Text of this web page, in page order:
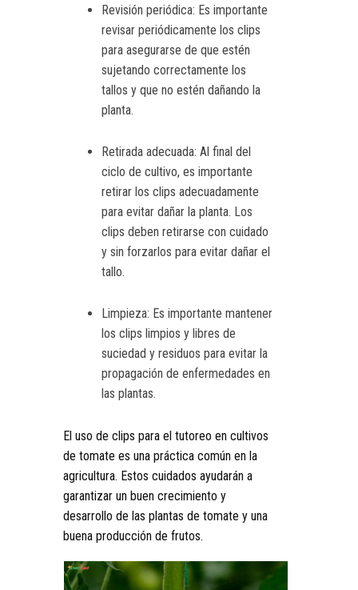
Revisión periódica: Es importante
revisar periódicamente los clips
para asegurarse de que estén
sujetando correctamente los
tallos y que no estén dañando la
planta.
Retirada adecuada: Al final del
ciclo de cultivo, es importante
retirar los clips adecuadamente
para evitar dañar la planta. Los
clips deben retirarse con cuidado
y sin forzarlos para evitar dañar el
tallo.
Limpieza: Es importante mantener
los clips limpios y libres de
suciedad y residuos para evitar la
propagación de enfermedades en
las plantas.
El uso de clips para el tutoreo en cultivos
de tomate es una práctica común en la
agricultura. Estos cuidados ayudarán a
garantizar un buen crecimiento y
desarrollo de las plantas de tomate y una
buena producción de frutos.